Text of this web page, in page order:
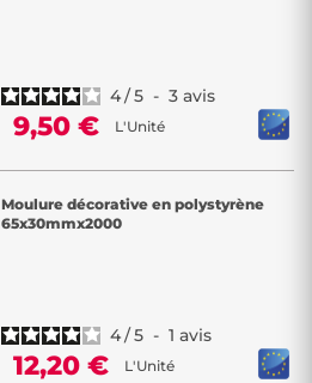
4/5 - 3 avis
9,50 € L'Unité
Moulure décorative en polystyrène
65x30mmx2000
4/5 - 1 avis
12,20 € L'Unité